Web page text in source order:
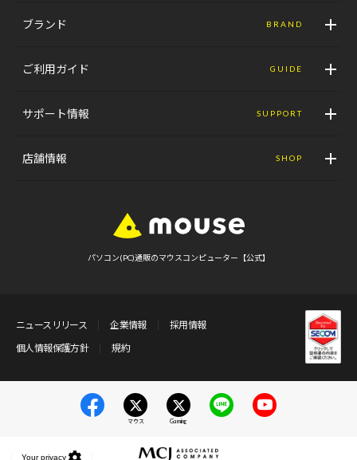
ブランド BRAND
ご利用ガイド GUIDE
サポート情報 SUPPORT
店舗情報 SHOP
パソコン(PC)通販のマウスコンピューター【公式】
ニュースリリース 企業情報
採用情報
個人情報保護方針
規約
マウス Gaming